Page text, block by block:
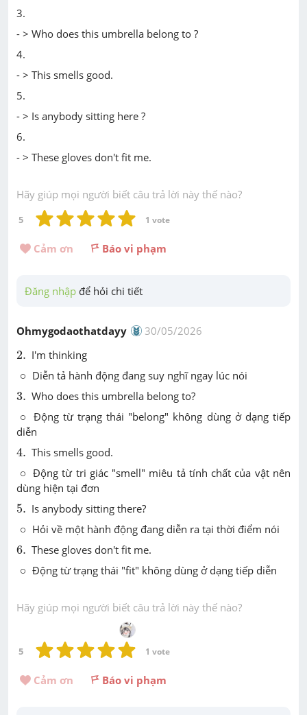
3.
- > Who does this umbrella belong to ?
4.
- > This smells good.
5.
- > Is anybody sitting here ?
6.
- > These gloves don't fit me.
Hãy giúp mọi người biết câu trả lời này thế nào?
5 1 vote
Cảm ơn Báo vi phạm
Đăng nhập để hỏi chi tiết
Ohmygodaothatdayy 30/05/2026
2.
2 I'm thinking
∘
∘ Diễn tả hành động đang suy nghĩ ngay lúc nói
3.
3 Who does this umbrella belong to?
∘
∘
Động từ trạng thái "belong" không dùng ở dạng tiếp
diễn
4.
4 This smells good.
∘
∘
Động từ tri giác "smell" miêu tả tính chất của vật nên
dùng hiện tại đơn
5.
5 Is anybody sitting there?
∘
∘ Hỏi về một hành động đang diễn ra tại thời điểm nói
6.
6 These gloves don't fit me.
∘
∘ Động từ trạng thái "fit" không dùng ở dạng tiếp diễn
Hãy giúp mọi người biết câu trả lời này thế nào?
5 1 vote
Cảm ơn Báo vi phạm